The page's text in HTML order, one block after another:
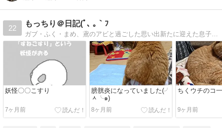
22
もっちり＠日記(ﾟ､ ｡｀ﾌ
妖怪〇〇こすり
7ヶ月前
膀胱炎になっていました(╯
ᆺ╰๑)
8ヶ月前
ちくウチのコ
9ヶ月前